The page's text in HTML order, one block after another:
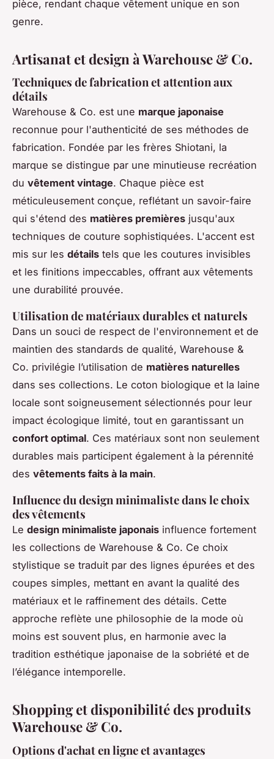
pièce, rendant chaque vêtement unique en son
genre.
Artisanat et design à Warehouse & Co.
Techniques de fabrication et attention aux
détails
Warehouse & Co. est une marque japonaise
reconnue pour l'authenticité de ses méthodes de
fabrication. Fondée par les frères Shiotani, la
marque se distingue par une minutieuse recréation
du vêtement vintage. Chaque pièce est
méticuleusement conçue, reflétant un savoir-faire
qui s'étend des matières premières jusqu'aux
techniques de couture sophistiquées. L'accent est
mis sur les détails tels que les coutures invisibles
et les finitions impeccables, offrant aux vêtements
une durabilité prouvée.
Utilisation de matériaux durables et naturels
Dans un souci de respect de l'environnement et de
maintien des standards de qualité, Warehouse &
Co. privilégie l’utilisation de matières naturelles
dans ses collections. Le coton biologique et la laine
locale sont soigneusement sélectionnés pour leur
impact écologique limité, tout en garantissant un
confort optimal. Ces matériaux sont non seulement
durables mais participent également à la pérennité
des vêtements faits à la main.
Influence du design minimaliste dans le choix
des vêtements
Le design minimaliste japonais influence fortement
les collections de Warehouse & Co. Ce choix
stylistique se traduit par des lignes épurées et des
coupes simples, mettant en avant la qualité des
matériaux et le raffinement des détails. Cette
approche reflète une philosophie de la mode où
moins est souvent plus, en harmonie avec la
tradition esthétique japonaise de la sobriété et de
l’élégance intemporelle.
Shopping et disponibilité des produits
Warehouse & Co.
Options d'achat en ligne et avantages